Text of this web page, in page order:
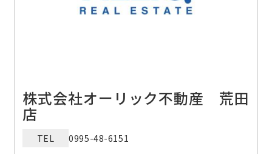
株式会社オーリック不動産 荒田
店
TEL 0995-48-6151